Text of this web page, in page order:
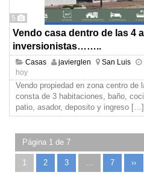
5
Vendo casa dentro de las 4
inversionistas……..
Casas javierglen San Luis
hoy
Vendo propiedad en zona centro de
consta de 3 habitaciones, baño,
patio, asador, deposito y ingreso […]
Página 1 de 7
1 2 3 … 7 ››